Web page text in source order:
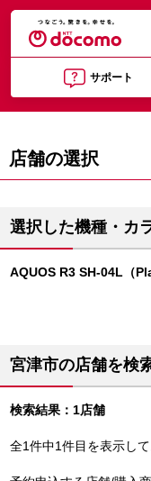
サポート
店舗の選択
選択した機種・カ
AQUOS R3 SH-04L（
宮津市の店舗を検
検索結果：1店舗
全1件中1件目を表示し